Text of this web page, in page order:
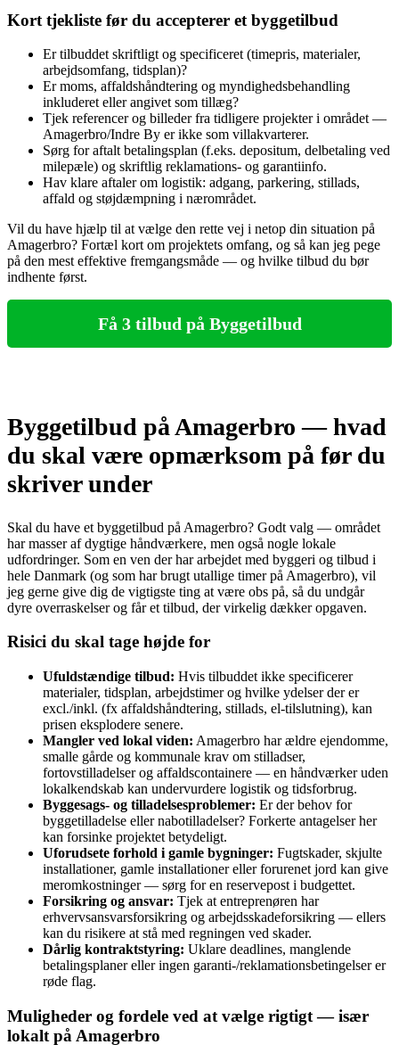
Kort tjekliste før du accepterer et byggetilbud
Er tilbuddet skriftligt og specificeret (timepris, materialer,
arbejdsomfang, tidsplan)?
Er moms, affaldshåndtering og myndighedsbehandling
inkluderet eller angivet som tillæg?
Tjek referencer og billeder fra tidligere projekter i området —
Amagerbro/Indre By er ikke som villakvarterer.
Sørg for aftalt betalingsplan (f.eks. depositum, delbetaling ved
milepæle) og skriftlig reklamations- og garantiinfo.
Hav klare aftaler om logistik: adgang, parkering, stillads,
affald og støjdæmpning i nærområdet.
Vil du have hjælp til at vælge den rette vej i netop din situation på
Amagerbro? Fortæl kort om projektets omfang, og så kan jeg pege
på den mest effektive fremgangsmåde — og hvilke tilbud du bør
indhente først.
Få 3 tilbud på Byggetilbud
Byggetilbud på Amagerbro — hvad
du skal være opmærksom på før du
skriver under
Skal du have et byggetilbud på Amagerbro? Godt valg — området
har masser af dygtige håndværkere, men også nogle lokale
udfordringer. Som en ven der har arbejdet med byggeri og tilbud i
hele Danmark (og som har brugt utallige timer på Amagerbro), vil
jeg gerne give dig de vigtigste ting at være obs på, så du undgår
dyre overraskelser og får et tilbud, der virkelig dækker opgaven.
Risici du skal tage højde for
Ufuldstændige tilbud: Hvis tilbuddet ikke specificerer
materialer, tidsplan, arbejdstimer og hvilke ydelser der er
excl./inkl. (fx affaldshåndtering, stillads, el-tilslutning), kan
prisen eksplodere senere.
Mangler ved lokal viden: Amagerbro har ældre ejendomme,
smalle gårde og kommunale krav om stilladser,
fortovstilladelser og affaldscontainere — en håndværker uden
lokalkendskab kan undervurdere logistik og tidsforbrug.
Byggesags- og tilladelsesproblemer: Er der behov for
byggetilladelse eller nabotilladelser? Forkerte antagelser her
kan forsinke projektet betydeligt.
Uforudsete forhold i gamle bygninger: Fugtskader, skjulte
installationer, gamle installationer eller forurenet jord kan give
meromkostninger — sørg for en reservepost i budgettet.
Forsikring og ansvar: Tjek at entreprenøren har
erhvervsansvarsforsikring og arbejdsskadeforsikring — ellers
kan du risikere at stå med regningen ved skader.
Dårlig kontraktstyring: Uklare deadlines, manglende
betalingsplaner eller ingen garanti-/reklamationsbetingelser er
røde flag.
Muligheder og fordele ved at vælge rigtigt — især
lokalt på Amagerbro